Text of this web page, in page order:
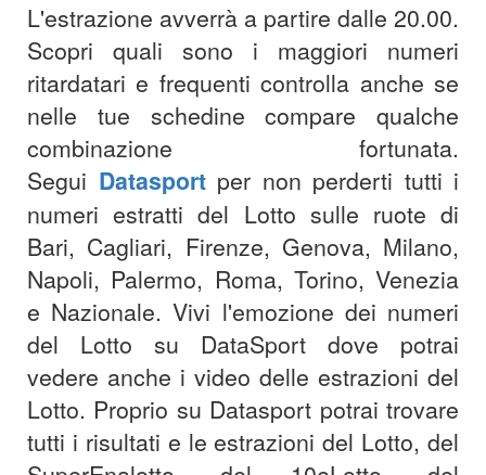
L'estrazione avverrà a partire dalle 20.00.
Scopri quali sono i maggiori numeri
ritardatari e frequenti controlla anche se
nelle tue schedine compare qualche
combinazione fortunata.
Segui Datasport per non perderti tutti i
numeri estratti del Lotto sulle ruote di
Bari, Cagliari, Firenze, Genova, Milano,
Napoli, Palermo, Roma, Torino, Venezia
e Nazionale. Vivi l'emozione dei numeri
del Lotto su DataSport dove potrai
vedere anche i video delle estrazioni del
Lotto. Proprio su Datasport potrai trovare
tutti i risultati e le estrazioni del Lotto, del